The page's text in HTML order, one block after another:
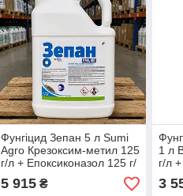
Фунгіцид Зепан 5 л Sumi
Agro Крезоксим-метил 125
г/л + Епоксиконазол 125 г/
л + Дифеноконазол 80 г/л
5 915₴
1 л
г/л
для
3